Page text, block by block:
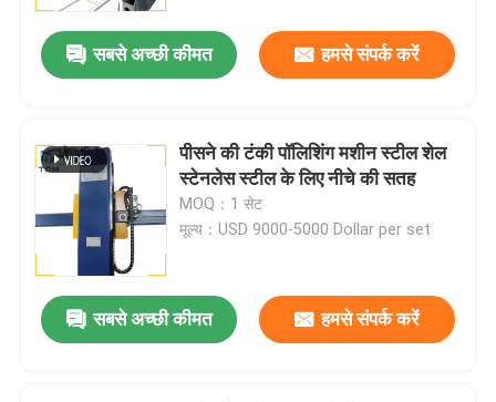
सबसे अच्छी कीमत हमसे संपर्क करें
पीसने की टंकी पॉलिशिंग मशीन स्टील शेल
स्टेनलेस स्टील के लिए नीचे की सतह
MOQ：1 सेट
मूल्य：USD 9000-5000 Dollar per set
सबसे अच्छी कीमत हमसे संपर्क करें